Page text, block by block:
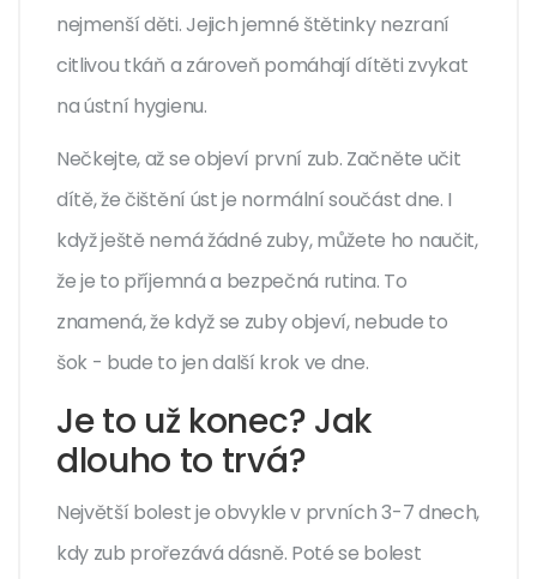
nejmenší děti. Jejich jemné štětinky nezraní
citlivou tkáň a zároveň pomáhají dítěti zvykat
na ústní hygienu.
Nečkejte, až se objeví první zub. Začněte učit
dítě, že čištění úst je normální součást dne. I
když ještě nemá žádné zuby, můžete ho naučit,
že je to příjemná a bezpečná rutina. To
znamená, že když se zuby objeví, nebude to
šok - bude to jen další krok ve dne.
Je to už konec? Jak
dlouho to trvá?
Největší bolest je obvykle v prvních 3-7 dnech,
kdy zub prořezává dásně. Poté se bolest